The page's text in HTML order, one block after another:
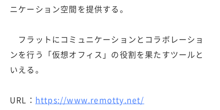
ニケーション空間を提供する。
フラットにコミュニケーションとコラボレーショ
ンを行う「仮想オフィス」の役割を果たすツールと
いえる。
URL： https://www.remotty.net/